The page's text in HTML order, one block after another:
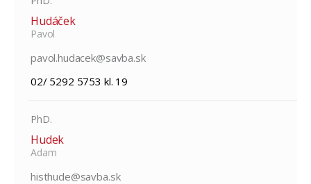
Hudáček
Pavol
pavol.hudacek@savba.sk
02/ 5292 5753 kl. 19
PhD.
Hudek
Adam
histhude@savba.sk